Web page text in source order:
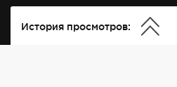
История просмотров: